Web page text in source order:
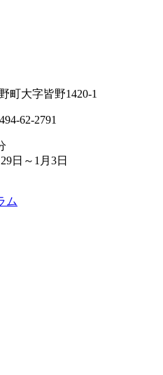
町大字皆野1420-1
62-2791
日～1月3日
ム